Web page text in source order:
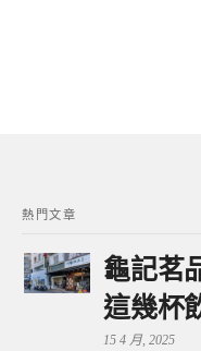
熱門文章
龜記茗
這幾杯
15 4 月, 2025